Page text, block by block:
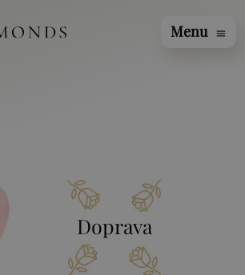
Menu menu
Doprava